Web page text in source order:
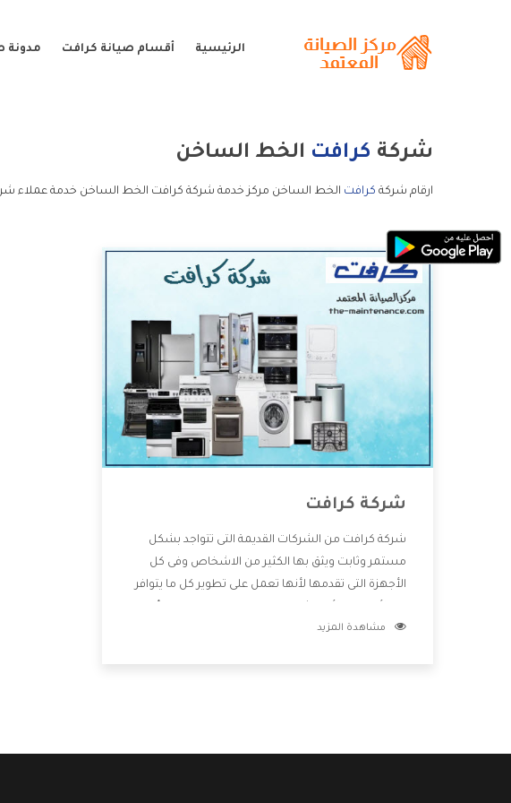
الرئيسية أقسام صيانة كرافت مدونة
شركة كرافت الخط الساخن
ارقام شركة كرافت الخط الساخن مركز خدمة شركة كرافت الخط الساخن خدمة عملاء
شركة كرافت
شركة كرافت من الشركات القديمة التى تتواجد بشكل
مستمر وثابت ويثق بها الكثير من الاشخاص وفى كل
الأجهزة التى تقدمها لأنها تعمل على تطوير كل ما يتوافر
خدمات ما بعد البيع مع المنتجات وتقدم للعملاء أقوى
مشاهدة المزيد